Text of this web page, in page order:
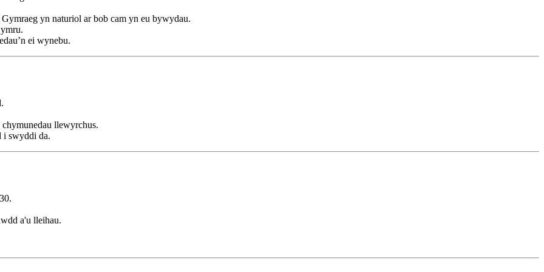
yn naturiol ar bob cam yn eu bywydau.
ei wynebu.
chymunedau llewyrchus.
i swyddi da.
a'u lleihau.